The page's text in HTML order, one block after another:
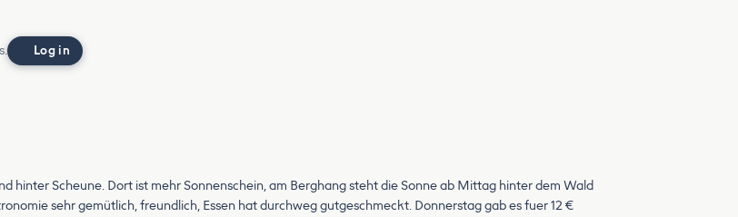
Log in
hinter Scheune. Dort ist mehr Sonnenschein, am Berghang steht die Sonne ab Mittag hinter dem Wald
sehr gemütlich, freundlich, Essen hat durchweg gutgeschmeckt. Donnerstag gab es fuer 12 €